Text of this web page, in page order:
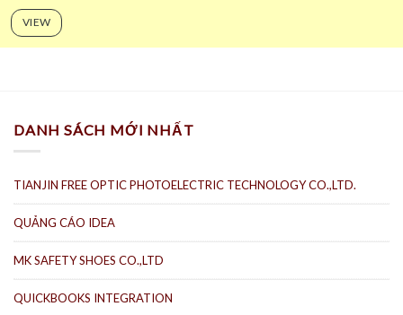
VIEW
DANH SÁCH MỚI NHẤT
TIANJIN FREE OPTIC PHOTOELECTRIC TECHNOLOGY CO.,LTD.
QUẢNG CÁO IDEA
MK SAFETY SHOES CO.,LTD
QUICKBOOKS INTEGRATION